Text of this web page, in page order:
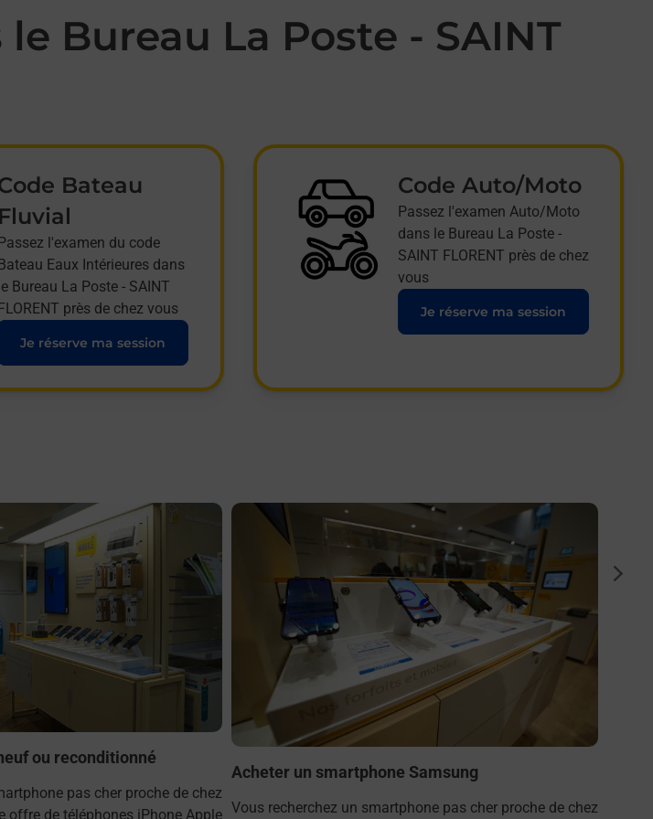
Bureau La Poste - SAINT
Bateau
Fluvial
l'examen du code
Eaux Intérieures dans
Bureau La Poste - SAINT
près de chez vous
Je réserve ma session
Code Auto/Moto
Passez l'examen Auto/Moto
dans le Bureau La Poste -
SAINT FLORENT près de chez
vous
Je réserve ma session
ou reconditionné
pas cher proche de chez
offre de téléphones iPhone Apple
En savoir plus
Acheter un smartphone Samsung
Vous recherchez un smartphone pas cher proche de chez